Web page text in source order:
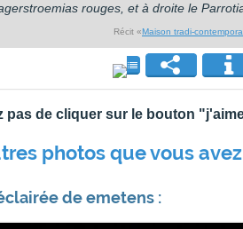
rouges, et à droite le
Récit «Maison tradi-
pas de cliquer sur le bouton
photos que vous
de emetens :